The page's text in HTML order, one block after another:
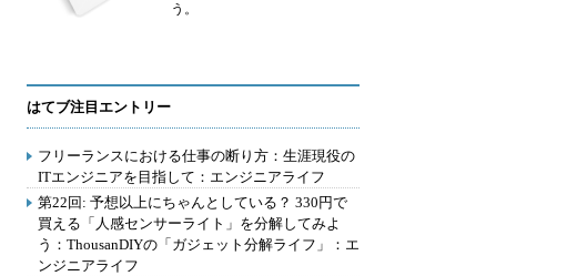
う。
はてブ注目エントリー
フリーランスにおける仕事の断り方：生涯現役の
ITエンジニアを目指して：エンジニアライフ
第22回: 予想以上にちゃんとしている？ 330円で
買える「人感センサーライト」を分解してみよ
う：ThousanDIYの「ガジェット分解ライフ」：エ
ンジニアライフ